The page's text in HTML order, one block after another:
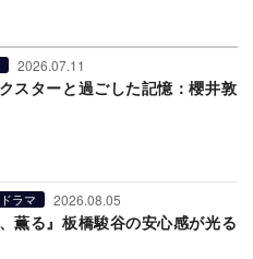
2026.07.11
スターと過ごした記憶：櫻井敦
ラマ 2026.08.05
、薫る』板橋駿谷の安心感が光る